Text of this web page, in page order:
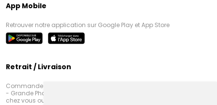
App Mobile
Retrouver notre application sur Google Play et App Store
Retrait / Livraison
Commandez en ligne et venez chercher votre commande à Amiens
- Grande Pharmacie d’Amiens (Fachon) ou recevez-là rapidement
chez vous ou en point retrait